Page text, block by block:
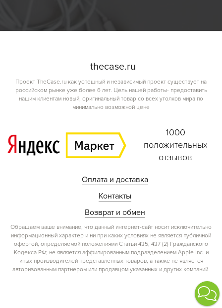
thecase.ru
Проект TheCase.ru как успешный и независимый проект существует на
российском рынке уже более 6 лет. Цель нашей работы- предоставить
нашим клиентам новый, оригинальный товар со всех уголков мира по
минимально возможной цене
1000
положительных
отзывов
Оплата и доставка
Контакты
Возврат и обмен
Обращаем ваше внимание, что данный интернет-сайт носит исключительно
информационный характер и ни при каких условиях не является публичной
офертой, определяемой положениями Статьи 435, 437 (2) Гражданского
Кодекса РФ; не является аффилированным подразделением Apple Inc. и
иных производителей представленных товаров, а также не является
авторизованным партнером или продавцом указанных и других компаний.